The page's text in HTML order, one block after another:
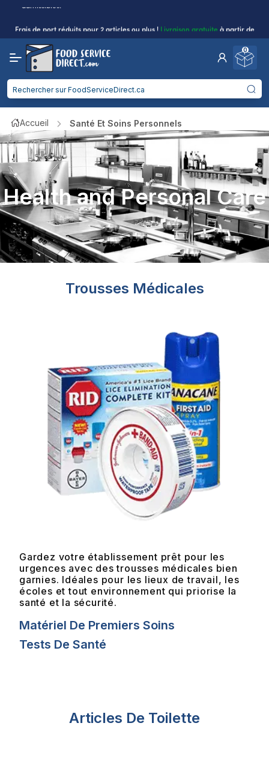
750$
Entreprise de restauration : gagnez des
remises en argent sur les achats
Cliquez pour postuler
0
Accueil Santé Et Soins Personnels
Health and Personal Care
Trousses Médicales
Gardez votre établissement prêt pour les
urgences avec des trousses médicales bien
garnies. Idéales pour les lieux de travail, les
écoles et tout environnement qui priorise la
santé et la sécurité.
Matériel De Premiers Soins
Tests De Santé
Articles De Toilette